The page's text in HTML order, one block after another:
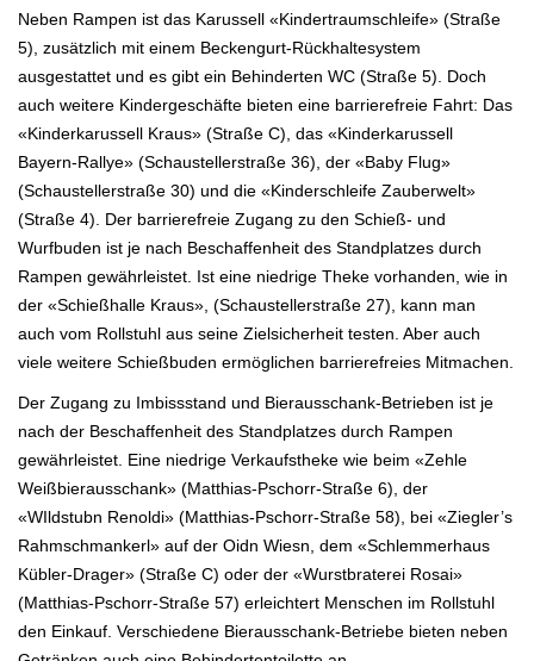
Neben Rampen ist das Karussell «Kindertraumschleife» (Straße
5), zusätzlich mit einem Beckengurt-Rückhaltesystem
ausgestattet und es gibt ein Behinderten WC (Straße 5). Doch
auch weitere Kindergeschäfte bieten eine barrierefreie Fahrt: Das
«Kinderkarussell Kraus» (Straße C), das «Kinderkarussell
Bayern-Rallye» (Schaustellerstraße 36), der «Baby Flug»
(Schaustellerstraße 30) und die «Kinderschleife Zauberwelt»
(Straße 4). Der barrierefreie Zugang zu den Schieß- und
Wurfbuden ist je nach Beschaffenheit des Standplatzes durch
Rampen gewährleistet. Ist eine niedrige Theke vorhanden, wie in
der «Schießhalle Kraus», (Schaustellerstraße 27), kann man
auch vom Rollstuhl aus seine Zielsicherheit testen. Aber auch
viele weitere Schießbuden ermöglichen barrierefreies Mitmachen.
Der Zugang zu Imbissstand und Bierausschank-Betrieben ist je
nach der Beschaffenheit des Standplatzes durch Rampen
gewährleistet. Eine niedrige Verkaufstheke wie beim «Zehle
Weißbierausschank» (Matthias-Pschorr-Straße 6), der
«WIldstubn Renoldi» (Matthias-Pschorr-Straße 58), bei «Ziegler’s
Rahmschmankerl» auf der Oidn Wiesn, dem «Schlemmerhaus
Kübler-Drager» (Straße C) oder der «Wurstbraterei Rosai»
(Matthias-Pschorr-Straße 57) erleichtert Menschen im Rollstuhl
den Einkauf. Verschiedene Bierausschank-Betriebe bieten neben